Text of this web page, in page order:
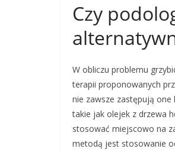
Czy
W obliczu problemu
terapii proponowanych
nie zawsze zastępują one
takie jak olejek z drzewa
stosować miejscowo na
metodą jest stosowanie